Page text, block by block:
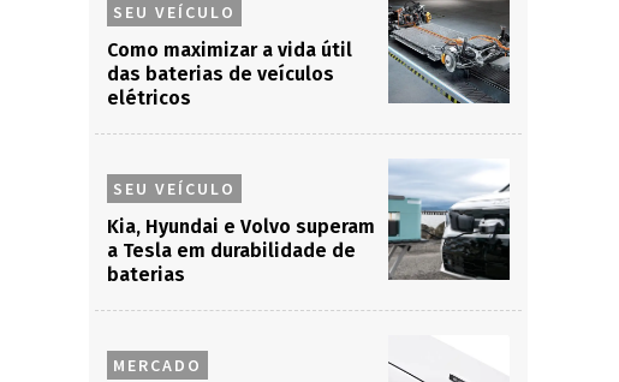
SEU VEÍCULO
Como maximizar a vida útil
das baterias de veículos
elétricos
SEU VEÍCULO
Kia, Hyundai e Volvo superam
a Tesla em durabilidade de
baterias
MERCADO